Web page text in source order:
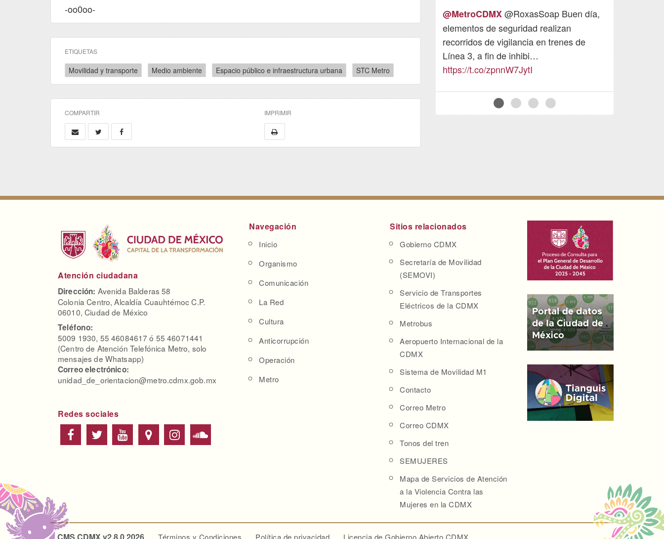
-oo0oo-
ETIQUETAS
Movilidad y transporte Medio ambiente Espacio público e infraestructura urbana STC Metro
COMPARTIR IMPRIMIR
@MetroCDMX¡Buenas noches,
concluimos el servicio! Gracias por viajar
en Metro.
@MetroCDMX@RoxasSoap Buen día,
elementos de seguridad realizan
recorridos de vigilancia en trenes de
Línea 3, a fin de inhibi…
https://t.co/zpnnW7JytI
Atención ciudadana
Dirección: Avenida Balderas 58
Colonia Centro, Alcaldía Cuauhtémoc C.P.
06010, Ciudad de México
Teléfono:
5009 1930, 55 46084617 ó 55 46071441
(Centro de Atención Telefónica Metro, solo
mensajes de Whatsapp)
Correo electrónico:
unidad_de_orientacion@metro.cdmx.gob.mx
Redes sociales
Navegación
Inicio
Organismo
Comunicación
La Red
Cultura
Anticorrupción
Operación
Metro
Sitios relacionados
Gobierno CDMX
Secretaría de Movilidad
(SEMOVI)
Servicio de Transportes
Eléctricos de la CDMX
Metrobus
Aeropuerto Internacional de la
CDMX
Sistema de Movilidad M1
Contacto
Correo Metro
Correo CDMX
Tonos del tren
SEMUJERES
Mapa de Servicios de Atención
a la Violencia Contra las
Mujeres en la CDMX
Términos y Condiciones Política de privacidad Licencia de Gobierno Abierto CDMX